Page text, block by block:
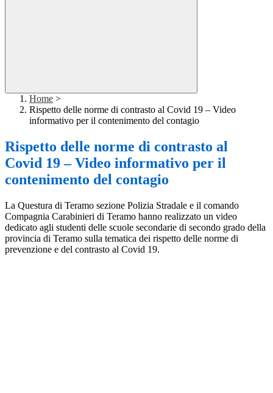
Home >
Rispetto delle norme di contrasto al Covid 19 – Video
informativo per il contenimento del contagio
Rispetto delle norme di contrasto al
Covid 19 – Video informativo per il
contenimento del contagio
La Questura di Teramo sezione Polizia Stradale e il comando
Compagnia Carabinieri di Teramo hanno realizzato un video
dedicato agli studenti delle scuole secondarie di secondo grado della
provincia di Teramo sulla tematica dei rispetto delle norme di
prevenzione e del contrasto al Covid 19.